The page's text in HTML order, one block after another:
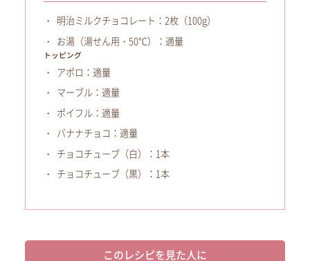
明治ミルクチョコレート：2枚（100g）
お湯（湯せん用・50℃）：適量
トッピング
アポロ：適量
マーブル：適量
ポイフル：適量
バナナチョコ：適量
チョコチューブ（白）：1本
チョコチューブ（黒）：1本
このレシピを見た人に